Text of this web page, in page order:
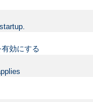
効にする